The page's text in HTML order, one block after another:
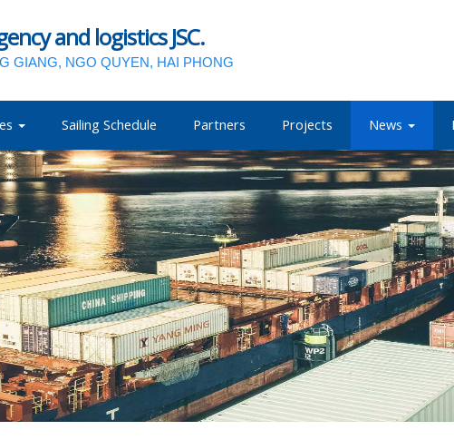
and logistics JSC.
GIANG, NGO QUYEN, HAI PHONG
Sailing Schedule Partners Projects News